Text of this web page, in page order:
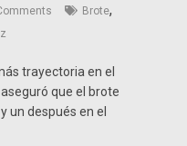
Brote,
trayectoria en el
que el brote
un después en el